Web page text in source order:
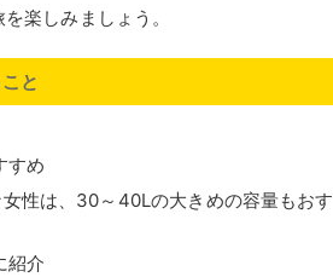
楽しみましょう。
と
すめ
性は、30～40Lの大きめの容量もおす
紹介